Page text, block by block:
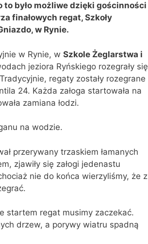
to było możliwe dzięki gościnności
finałowych regat, Szkoły
w Rynie.
w Rynie, w Szkole Żeglarstwa i
jeziora Ryńskiego rozegrały się
regaty zostały rozegrane
24. Każda załoga startowała na
zamiana łodzi.
na wodzie.
przerywany trzaskiem łamanych
zjawiły się załogi jedenastu
nie do końca wierzyliśmy, że z
startem regat musimy zaczekać.
drzew, a porywy wiatru spadną